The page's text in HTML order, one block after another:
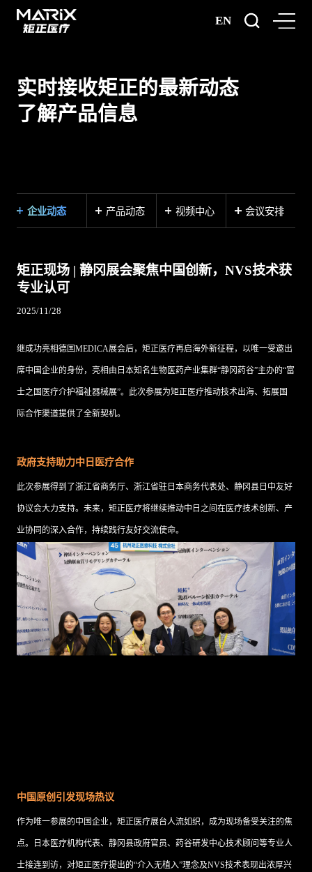
EN
实时接收矩正的最新动态
了解产品信息
企业动态 产品动态 视频中心 会议安排
矩正现场 | 静冈展会聚焦中国创新，NVS技术获
专业认可
2025/11/28
继成功亮相德国MEDICA展会后，矩正医疗再启海外新征程，以唯一受邀出
席中国企业的身份，亮相由日本知名生物医药产业集群“静冈药谷”主办的“富
士之国医疗介护福祉器械展”。此次参展为矩正医疗推动技术出海、拓展国
际合作渠道提供了全新契机。
政府支持助力中日医疗合作
此次参展得到了浙江省商务厅、浙江省驻日本商务代表处、静冈县日中友好
协议会大力支持。未来，矩正医疗将继续推动中日之间在医疗技术创新、产
业协同的深入合作，持续践行友好交流使命。
中国原创引发现场热议
作为唯一参展的中国企业，矩正医疗展台人流如织，成为现场备受关注的焦
点。日本医疗机构代表、静冈县政府官员、药谷研发中心技术顾问等专业人
士接连到访，对矩正医疗提出的“介入无植入”理念及NVS技术表现出浓厚兴